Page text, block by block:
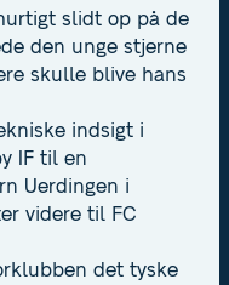
slidt op på de
den unge stjerne
skulle blive hans
indsigt i
IF til en
Uerdingen i
videre til FC
det tyske